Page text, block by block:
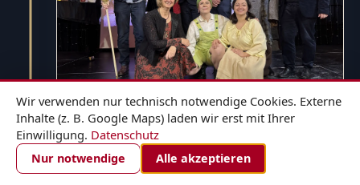
1. DEZEMBER 2024
Hänsel und Gretel - für die ganze
ZIMMER BUCHEN
Wir verwenden nur technisch notwendige Cookies. Externe
Inhalte (z. B. Google Maps) laden wir erst mit Ihrer
Einwilligung. Datenschutz
Nur notwendige Alle akzeptieren